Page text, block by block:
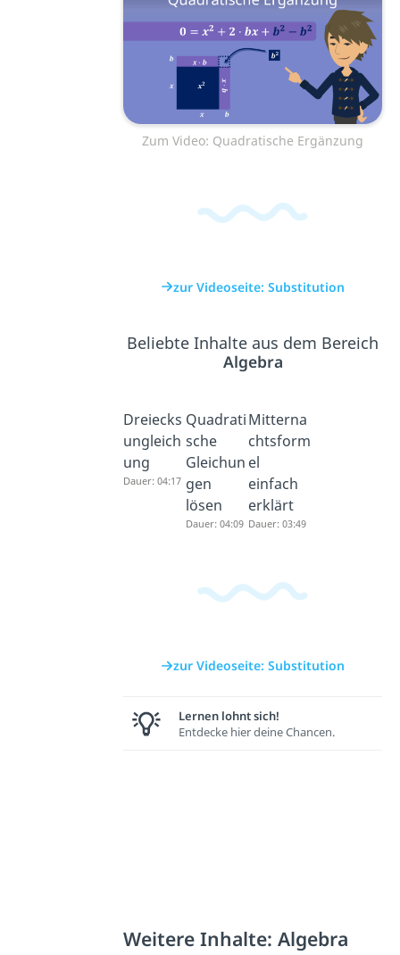
Zum Video: Quadratische Ergänzung
zur Videoseite: Substitution
Beliebte Inhalte aus dem Bereich
Algebra
Dreiecks
ungleich
ung
Dauer: 04:17
Quadrati
sche
Gleichun
gen
lösen
Dauer: 04:09
Mitterna
chtsform
el
einfach
erklärt
Dauer: 03:49
zur Videoseite: Substitution
Lernen lohnt sich!
Entdecke hier deine Chancen.
Weitere Inhalte: Algebra